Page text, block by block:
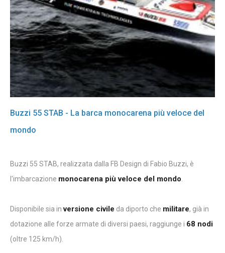
Buzzi 55 STAB - La barca monocarena più veloce del
mondo
Buzzi 55 STAB, realizzata dalla FB Design di Fabio Buzzi, è
l'imbarcazione monocarena più veloce del mondo
Disponibile sia inversione civile da diporto che militare, già in
dotazione alle forze armate di diversi paesi, raggiunge i 68 nodi
(oltre 125 km/h).